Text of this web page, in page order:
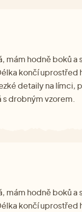
mám hodně boků a
končí uprostřed
detaily na límci,
drobným vzorem.
mám hodně boků a
končí uprostřed